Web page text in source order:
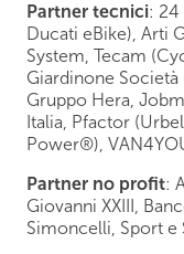
Partner tecnici: 24
Ducati eBike), Arti
System, Tecam
Giardinone
Gruppo Hera,
Italia, Pfactor
Power®),
Partner no profit:
Giovanni XXIII,
Simoncelli, Sport e